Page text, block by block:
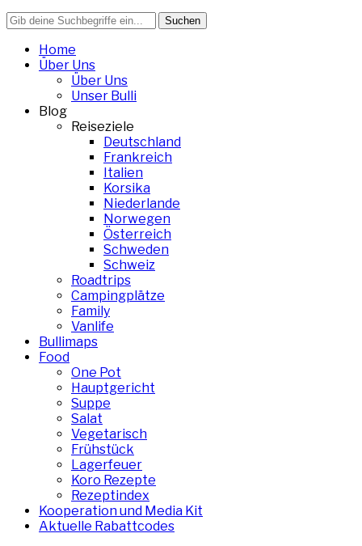
Search
for:
Home
Über Uns
Über Uns
Unser Bulli
Blog
Reiseziele
Deutschland
Frankreich
Italien
Korsika
Niederlande
Norwegen
Österreich
Schweden
Schweiz
Roadtrips
Campingplätze
Family
Vanlife
Bullimaps
Food
One Pot
Hauptgericht
Suppe
Salat
Vegetarisch
Frühstück
Lagerfeuer
Koro Rezepte
Rezeptindex
Kooperation und Media Kit
Aktuelle Rabattcodes